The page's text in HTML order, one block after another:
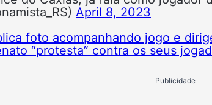
April 8, 2023
foto acompanhando jogo e
“protesta” contra os seus
Publicidade